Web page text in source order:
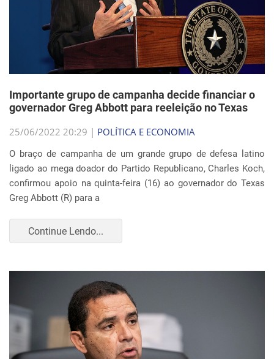
Importante grupo de campanha decide financiar o
governador Greg Abbott para reeleição no Texas
25/06/2022 20:29 | POLÍTICA E ECONOMIA
O braço de campanha de um grande grupo de defesa latino
ligado ao mega doador do Partido Republicano, Charles Koch,
confirmou apoio na quinta-feira (16) ao governador do Texas
Greg Abbott (R) para a
Continue Lendo...